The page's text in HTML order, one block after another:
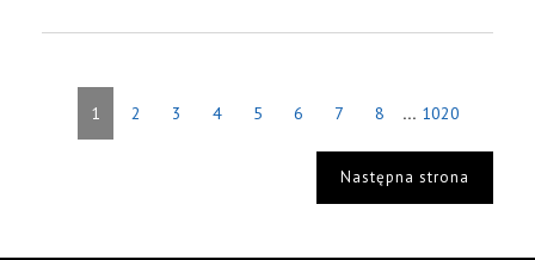
1 2 3 4 5 6 7 8 ... 1020
Następna strona